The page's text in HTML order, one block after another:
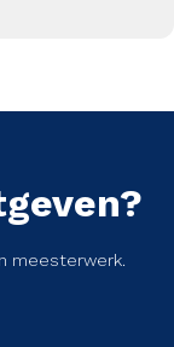
meesterwerk.